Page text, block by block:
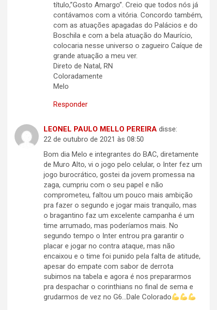
título,”Gosto Amargo”. Creio que todos nós já
contávamos com a vitória. Concordo também,
com as atuações apagadas do Palácios e do
Boschila e com a bela atuação do Maurício,
colocaria nesse universo o zagueiro Caíque de
grande atuação a meu ver.
Direto de Natal, RN
Coloradamente
Melo
Responder
LEONEL PAULO MELLO PEREIRA disse:
22 de outubro de 2021 às 08:50
Bom dia Melo e integrantes do BAC, diretamente
de Muro Alto, vi o jogo pelo celular, o Inter fez um
jogo burocrático, gostei da jovem promessa na
zaga, cumpriu com o seu papel e não
comprometeu, faltou um pouco mais ambição
pra fazer o segundo e jogar mais tranquilo, mas
o bragantino faz um excelente campanha é um
time arrumado, mas poderíamos mais. No
segundo tempo o Inter entrou pra garantir o
placar e jogar no contra ataque, mas não
encaixou e o time foi punido pela falta de atitude,
apesar do empate com sabor de derrota
subimos na tabela e agora é nos prepararmos
pra despachar o corinthians no final de sema e
grudarmos de vez no G6…Dale Colorado